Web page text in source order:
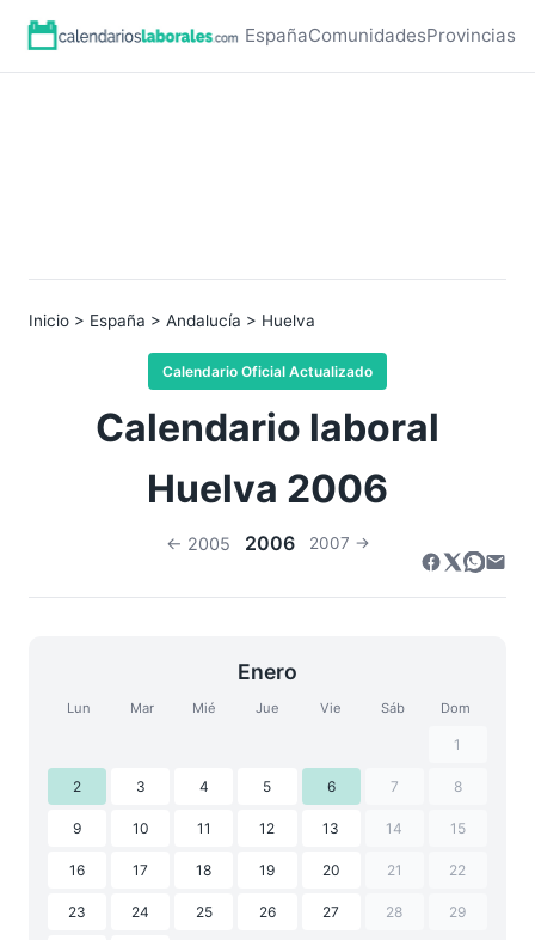
EspañaComunidadesProvincias
Inicio > España > Andalucía > Huelva
Calendario Oficial Actualizado
Calendario laboral
Huelva 2006
← 2005 2006 2007 →
Enero
Lun Mar Mié Jue Vie Sáb Dom
1
2 3 4 5 6 7 8
9 10 11 12 13 14 15
16 17 18 19 20 21 22
23 24 25 26 27 28 29